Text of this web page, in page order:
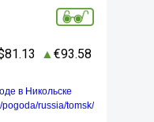
81.13 93.58
в Никольске
russia/tomsk/